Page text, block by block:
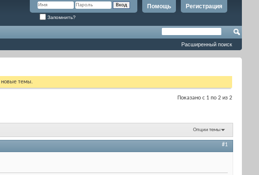
Регистрация
Помощь
Запомнить?
Расширенный поиск
новые темы.
Показано с 1 по 2 из 2
Опции темы
#1